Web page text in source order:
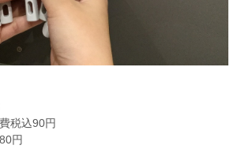
税込90円
円